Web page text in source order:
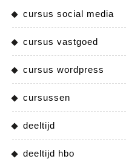
cursus social media
cursus vastgoed
cursus wordpress
cursussen
deeltijd
deeltijd hbo